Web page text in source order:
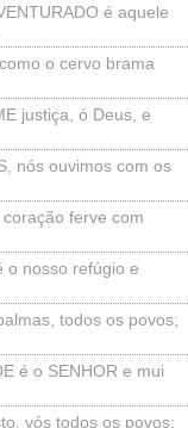
é aquele
o cervo brama
justiça, ó Deus, e
nós ouvimos com os
ferve com
o nosso refúgio e
todos os povos;
é o SENHOR e mui
vós todos os povos;